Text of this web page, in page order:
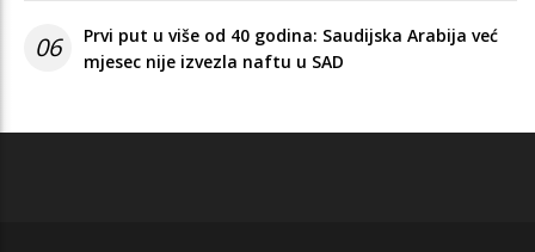
06
Prvi put u više od 40 godina: Saudijska Arabija već
mjesec nije izvezla naftu u SAD